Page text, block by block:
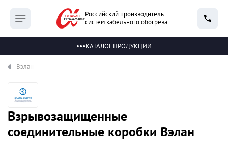
Российский производитель
систем кабельного обогрева
КАТАЛОГ ПРОДУКЦИИ
Вэлан
Взрывозащищенные
соединительные коробки Вэлан